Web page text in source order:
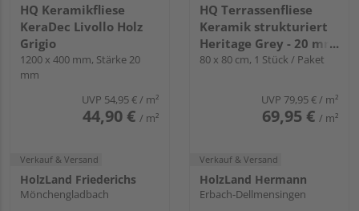
HQ Keramikfliese
KeraDec Livollo Holz
Grigio
1200 x 400 mm, Stärke 20
mm
UVP 54,95 €/ m²
44,90 € / m²
Verkauf & Versand
HolzLand Friederichs
Mönchengladbach
HQ Terrassenfliese
Keramik strukturiert
Heritage Grey - 20 mm
stark
80 x 80 cm, 1 Stück / Paket
UVP 79,95 €/ m²
69,95 € / m²
Verkauf & Versand
HolzLand Hermann
Erbach-Dellmensingen